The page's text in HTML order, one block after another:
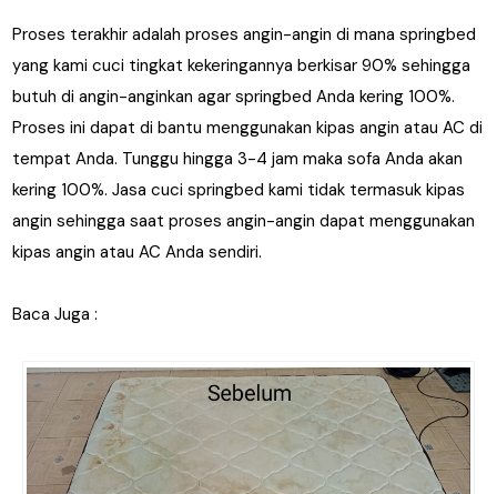
Proses terakhir adalah proses angin-angin di mana springbed
yang kami cuci tingkat kekeringannya berkisar 90% sehingga
butuh di angin-anginkan agar springbed Anda kering 100%.
Proses ini dapat di bantu menggunakan kipas angin atau AC di
tempat Anda. Tunggu hingga 3-4 jam maka sofa Anda akan
kering 100%. Jasa cuci springbed kami tidak termasuk kipas
angin sehingga saat proses angin-angin dapat menggunakan
kipas angin atau AC Anda sendiri.
Baca Juga :